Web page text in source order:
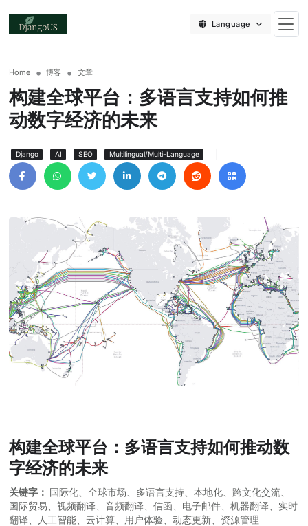
Language
Home 博客 文章
构建全球平台：多语言支持如何推
动数字经济的未来
Django AI SEO Multilingual/Multi-Language
构建全球平台：多语言支持如何推动数
字经济的未来
关键字：
国际化、全球市场、多语言支持、本地化、跨文化交流、
国际贸易、视频翻译、音频翻译、信函、电子邮件、机器翻译、实时
翻译、人工智能、云计算、用户体验、动态更新、资源管理